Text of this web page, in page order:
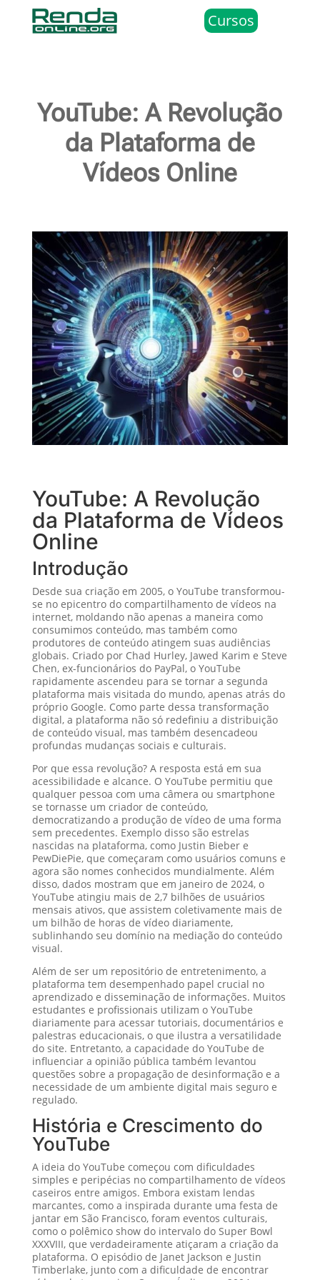
Cursos
YouTube: A Revolução
da Plataforma de
Vídeos Online
YouTube: A Revolução
da Plataforma de Vídeos
Online
Introdução
Desde sua criação em 2005, o YouTube transformou-
se no epicentro do compartilhamento de vídeos na
internet, moldando não apenas a maneira como
consumimos conteúdo, mas também como
produtores de conteúdo atingem suas audiências
globais. Criado por Chad Hurley, Jawed Karim e Steve
Chen, ex-funcionários do PayPal, o YouTube
rapidamente ascendeu para se tornar a segunda
plataforma mais visitada do mundo, apenas atrás do
próprio Google. Como parte dessa transformação
digital, a plataforma não só redefiniu a distribuição
de conteúdo visual, mas também desencadeou
profundas mudanças sociais e culturais.
Por que essa revolução? A resposta está em sua
acessibilidade e alcance. O YouTube permitiu que
qualquer pessoa com uma câmera ou smartphone
se tornasse um criador de conteúdo,
democratizando a produção de vídeo de uma forma
sem precedentes. Exemplo disso são estrelas
nascidas na plataforma, como Justin Bieber e
PewDiePie, que começaram como usuários comuns e
agora são nomes conhecidos mundialmente. Além
disso, dados mostram que em janeiro de 2024, o
YouTube atingiu mais de 2,7 bilhões de usuários
mensais ativos, que assistem coletivamente mais de
um bilhão de horas de vídeo diariamente,
sublinhando seu domínio na mediação do conteúdo
visual.
Além de ser um repositório de entretenimento, a
plataforma tem desempenhado papel crucial no
aprendizado e disseminação de informações. Muitos
estudantes e profissionais utilizam o YouTube
diariamente para acessar tutoriais, documentários e
palestras educacionais, o que ilustra a versatilidade
do site. Entretanto, a capacidade do YouTube de
influenciar a opinião pública também levantou
questões sobre a propagação de desinformação e a
necessidade de um ambiente digital mais seguro e
regulado.
História e Crescimento do
YouTube
A ideia do YouTube começou com dificuldades
simples e peripécias no compartilhamento de vídeos
caseiros entre amigos. Embora existam lendas
marcantes, como a inspirada durante uma festa de
jantar em São Francisco, foram eventos culturais,
como o polêmico show do intervalo do Super Bowl
XXXVIII, que verdadeiramente atiçaram a criação da
plataforma. O episódio de Janet Jackson e Justin
Timberlake, junto com a dificuldade de encontrar